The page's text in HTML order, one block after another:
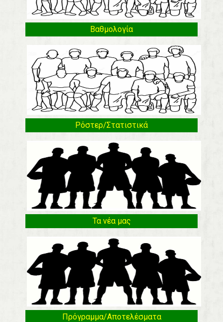
Βαθμολογία
Ρόστερ/Στατιστικά
Τα νέα μας
Πρόγραμμα/Αποτελέσματα